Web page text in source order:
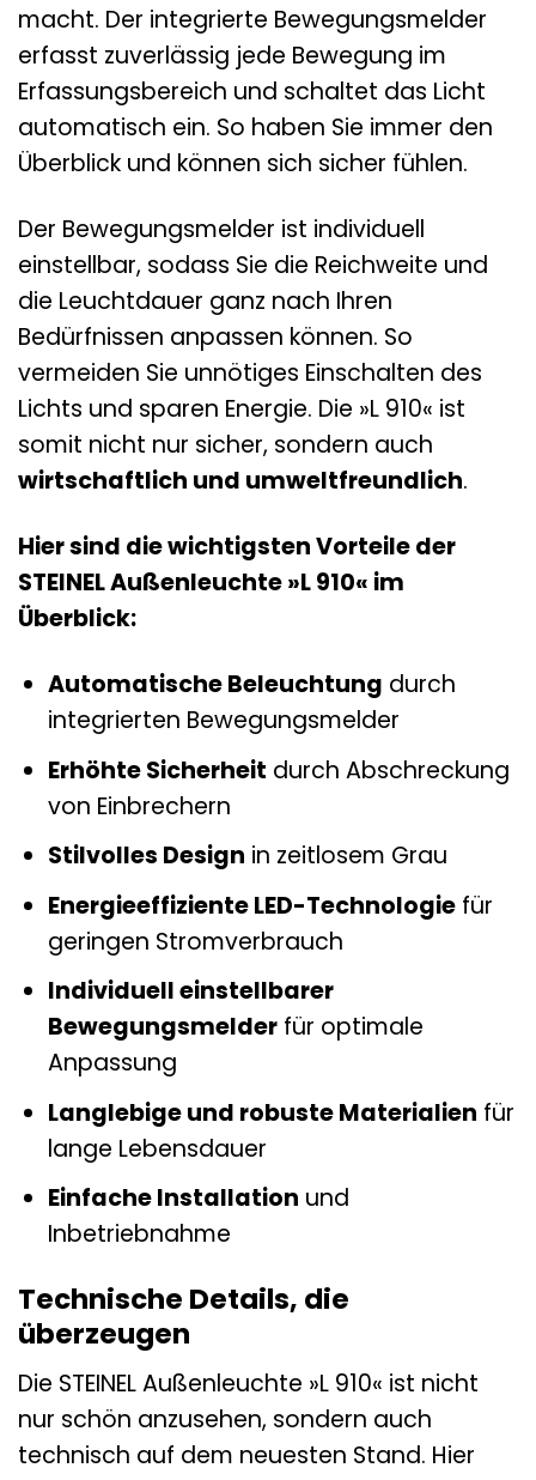
macht. Der integrierte Bewegungsmelder
erfasst zuverlässig jede Bewegung im
Erfassungsbereich und schaltet das Licht
automatisch ein. So haben Sie immer den
Überblick und können sich sicher fühlen.
Der Bewegungsmelder ist individuell
einstellbar, sodass Sie die Reichweite und
die Leuchtdauer ganz nach Ihren
Bedürfnissen anpassen können. So
vermeiden Sie unnötiges Einschalten des
Lichts und sparen Energie. Die »L 910« ist
somit nicht nur sicher, sondern auch
wirtschaftlich und umweltfreundlich.
Hier sind die wichtigsten Vorteile der
STEINEL Außenleuchte »L 910« im
Überblick:
Automatische Beleuchtung durch
integrierten Bewegungsmelder
Erhöhte Sicherheit durch Abschreckung
von Einbrechern
Stilvolles Design in zeitlosem Grau
Energieeffiziente LED-Technologiefür
geringen Stromverbrauch
Individuell einstellbarer
Bewegungsmelderfür optimale
Anpassung
Langlebige und robuste Materialien für
lange Lebensdauer
Einfache Installation und
Inbetriebnahme
Technische Details, die
überzeugen
Die STEINEL Außenleuchte »L 910« ist nicht
nur schön anzusehen, sondern auch
technisch auf dem neuesten Stand. Hier